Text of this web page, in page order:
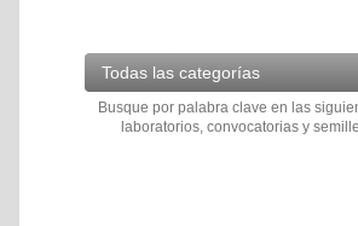
Todas las categorías
Busque por palabra clave en las
laboratorios, convocatorias y